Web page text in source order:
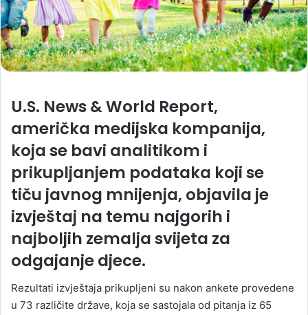
U.S. News & World Report,
američka medijska kompanija,
koja se bavi analitikom i
prikupljanjem podataka koji se
tiču javnog mnijenja, objavila je
izvještaj na temu najgorih i
najboljih zemalja svijeta za
odgajanje djece.
Rezultati izvještaja prikupljeni su nakon ankete provedene
u 73 različite države, koja se sastojala od pitanja iz 65